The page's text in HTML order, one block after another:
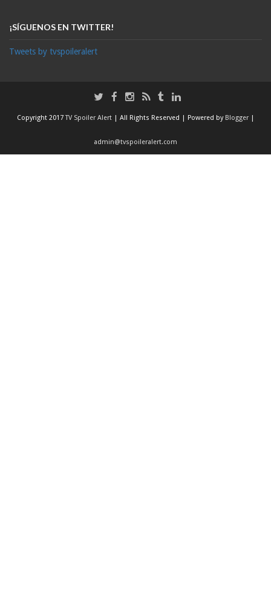
¡SÍGUENOS EN TWITTER!
Tweets by tvspoileralert
Copyright 2017TV Spoiler Alert | All Rights Reserved | Powered by Blogger |
admin@tvspoileralert.com